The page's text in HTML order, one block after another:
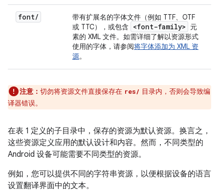
font/
带有扩展名的字体文件（例如 TTF、OTF
或 TTC），或包含
<font-family>
元
素的 XML 文件。如需详细了解以资源形式
使用的字体，请参阅将字体添加为 XML 资
源。
注意： 切勿将资源文件直接保存在 res/ 目录内，否则会导致编
译器错误。
在表 1 定义的子目录中，保存的资源为默认资源。换言之，
这些资源定义应用的默认设计和内容。然而，不同类型的
Android 设备可能需要不同类型的资源。
例如，您可以提供不同的字符串资源，以便根据设备的语言
设置翻译界面中的文本。